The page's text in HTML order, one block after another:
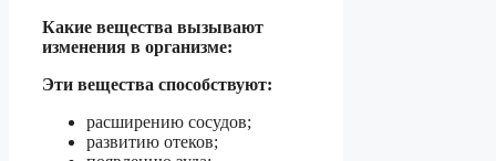
Какие вещества вызывают
изменения в организме:
Эти вещества способствуют:
расширению сосудов;
развитию отеков;